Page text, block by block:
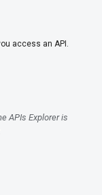
เมตริก
ตัวอย่างคำ